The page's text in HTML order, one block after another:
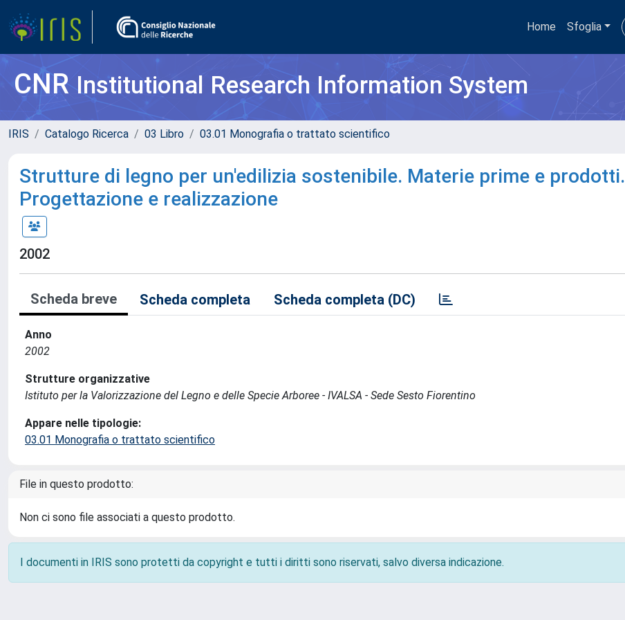
Home Sfoglia
CNRInstitutional Research Information System
IRIS Catalogo Ricerca 03 Libro 03.01 Monografia o trattato scientifico
Strutture di legno per un'edilizia sostenibile. Materie prime e prodotti.
Progettazione e realizzazione
2002
Scheda breve Scheda completa Scheda completa (DC)
Anno
2002
Strutture organizzative
Istituto per la Valorizzazione del Legno e delle Specie Arboree - IVALSA - Sede Sesto Fiorentino
Appare nelle tipologie:
03.01 Monografia o trattato scientifico
File in questo prodotto:
Non ci sono file associati a questo prodotto.
I documenti in IRIS sono protetti da copyright e tutti i diritti sono riservati, salvo diversa indicazione.